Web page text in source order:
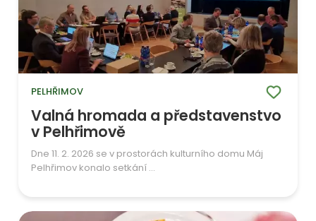
PELHŘIMOV
Valná hromada a představenstvo
v Pelhřimově
Dne 11. 2. 2026 se v prostorách kulturního domu Máj
Pelhřimov konalo setkání ...